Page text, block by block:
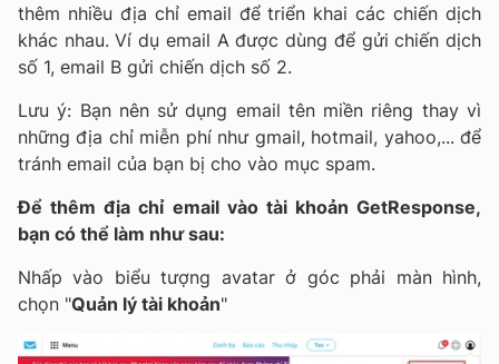
thêm nhiều địa chỉ email để triển khai các chiến dịch
khác nhau. Ví dụ email A được dùng để gửi chiến dịch
số 1, email B gửi chiến dịch số 2.
Lưu ý: Bạn nên sử dụng email tên miền riêng thay vì
những địa chỉ miễn phí như gmail, hotmail, yahoo,... để
tránh email của bạn bị cho vào mục spam.
Để thêm địa chỉ email vào tài khoản GetResponse,
bạn có thể làm như sau:
Nhấp vào biểu tượng avatar ở góc phải màn hình,
chọn "Quản lý tài khoản"